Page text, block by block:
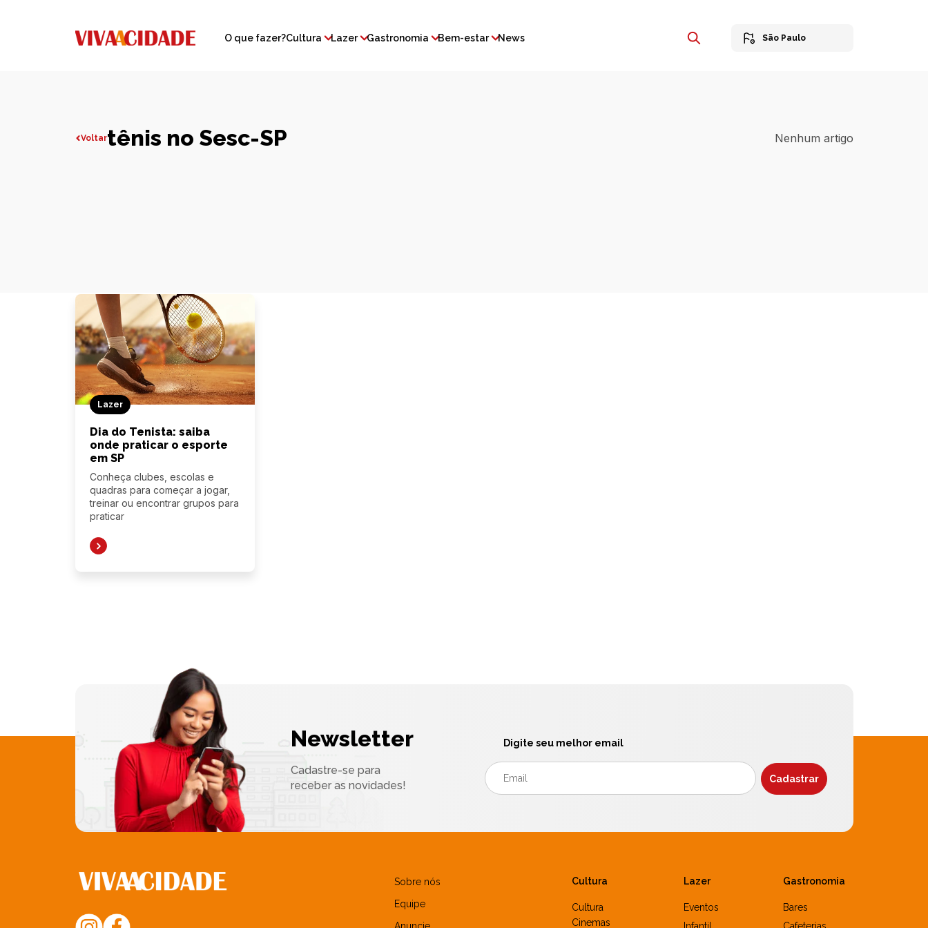
O que fazer?Cultura Lazer Gastronomia Bem-estar News São Paulo
Voltartênis no Sesc-SP Nenhum artigo
Lazer
Dia do Tenista: saiba
onde praticar o esporte
em SP
Conheça clubes, escolas e
quadras para começar a jogar,
treinar ou encontrar grupos para
praticar
Newsletter
Cadastre-se para
receber as novidades!
Digite seu melhor email
Sobre nós
Equipe
Cultura
Cultura
Cinemas
Lazer
Eventos
Gastronomia
Bares